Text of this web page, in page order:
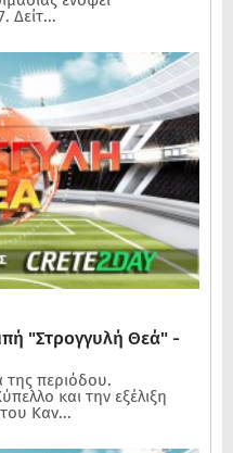
Δείτ...
"Στρογγυλή Θεά" -
της περιόδου.
και την εξέλιξη
Καν...